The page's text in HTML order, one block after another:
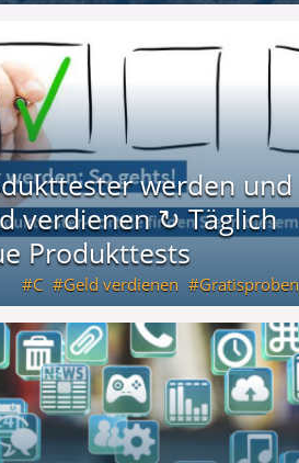
werden und
verdienen ↻ Täglich
Produkttests
C Geld verdienen Gratisproben
neue Produkttests